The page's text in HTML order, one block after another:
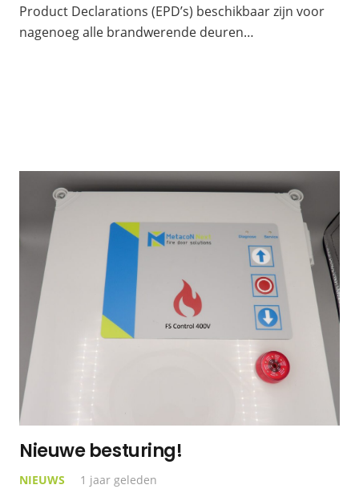
Product Declarations (EPD’s) beschikbaar zijn voor
nagenoeg alle brandwerende deuren…
Nieuwe besturing!
NIEUWS 1 jaar geleden